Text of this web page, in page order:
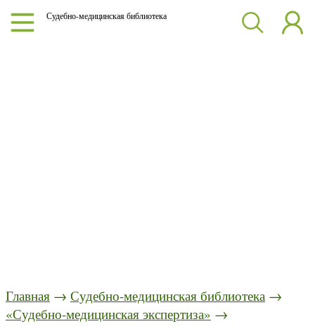
Судебно-медицинская библиотека
Главная → Судебно-медицинская библиотека →
«Судебно-медицинская экспертиза» →